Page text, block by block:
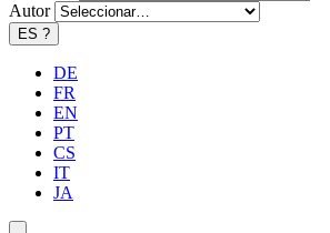
Autor
ES ?
DE
FR
EN
PT
CS
IT
JA